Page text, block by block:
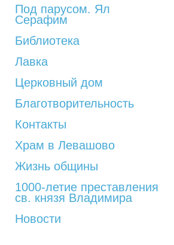
Под парусом. Ял
Серафим
Библиотека
Лавка
Церковный дом
Благотворительность
Контакты
Храм в Левашово
Жизнь общины
1000-летие преставления
св. князя Владимира
Новости